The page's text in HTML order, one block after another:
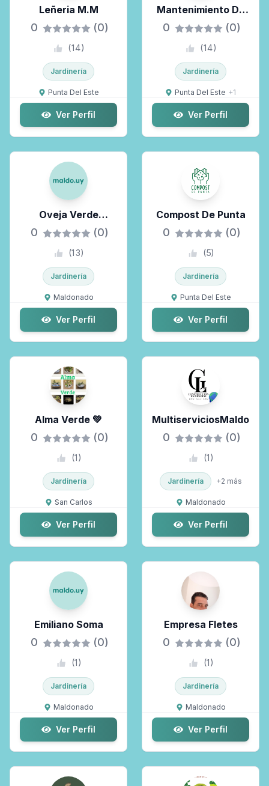
Leñeria M.M
0 (0)
(14)
Jardinería
Punta Del Este
Ver Perfil
Mantenimiento De
Parques Y Jardines
0 (0)
(14)
Jardinería
Punta Del Este +1
Ver Perfil
Oveja Verde
Plantas 💚
0 (0)
(13)
Jardinería
Maldonado
Ver Perfil
Compost De Punta
0 (0)
(5)
Jardinería
Punta Del Este
Ver Perfil
Alma Verde 💚
0 (0)
(1)
Jardinería
San Carlos
Ver Perfil
MultiserviciosMaldo
0 (0)
(1)
Jardinería +2 más
Maldonado
Ver Perfil
Emiliano Soma
0 (0)
(1)
Jardinería
Maldonado
Ver Perfil
Empresa Fletes
0 (0)
(1)
Jardinería
Maldonado
Ver Perfil